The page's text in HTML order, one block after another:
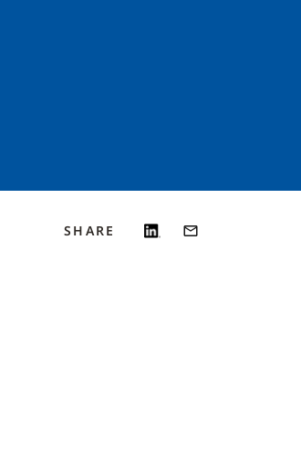
SHARE